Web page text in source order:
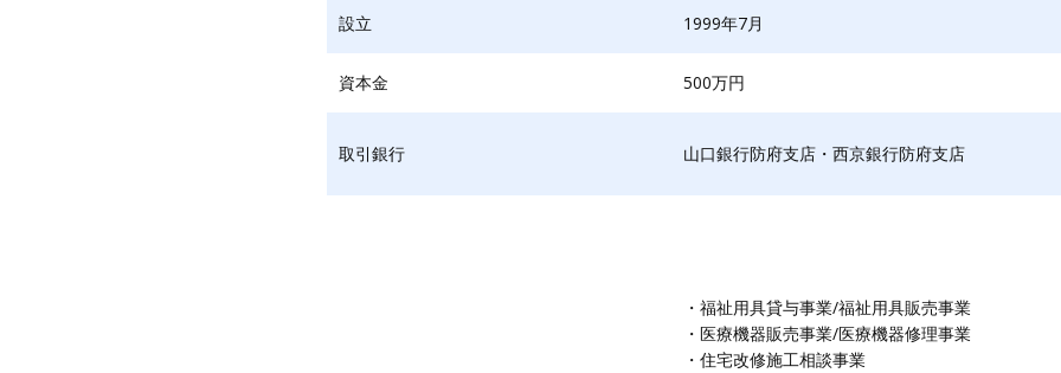
設立 1999年7月
資本金 500万円
取引銀行 山口銀行防府支店・西京銀行防府支店
・福祉用具貸与事業/福祉用具販売事業
・医療機器販売事業/医療機器修理事業
・住宅改修施工相談事業